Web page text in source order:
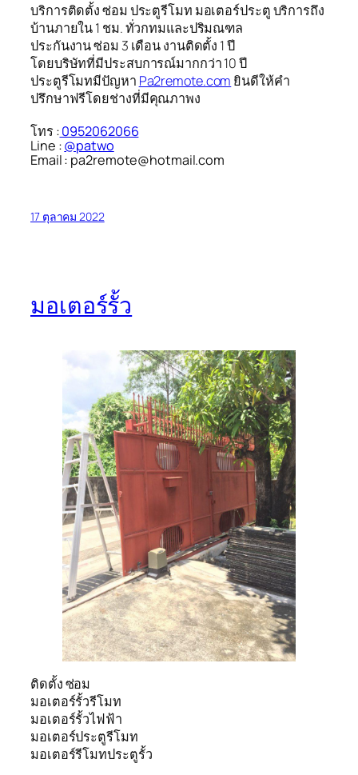
บริการติดตั้ง ซ่อม ประตูรีโมท มอเตอร์ประตู บริการถึง
บ้านภายใน 1 ชม. ทั่วกทมและปริมณฑล
ประกันงาน ซ่อม 3 เดือน งานติดตั้ง 1 ปี
โดยบริษัทที่มีประสบการณ์มากกว่า 10 ปี
ประตูรีโมทมีปัญหา Pa2remote.com ยินดีให้คำ
ปรึกษาฟรีโดยช่างที่มีคุณภาพง
โทร :0952062066
Line :@patwo
Email : pa2remote@hotmail.com
17 ตุลาคม 2022
มอเตอร์รั้ว
ติดตั้ง ซ่อม
มอเตอร์รั้วรีโมท
มอเตอร์รั้วไฟฟ้า
มอเตอร์ประตูรีโมท
มอเตอร์รีโมทประตูรั้ว